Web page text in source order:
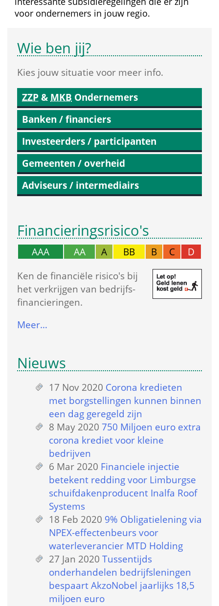
voor ondernemers in jouw regio.
Wie ben jij?
Kies jouw situatie voor meer info.
ZZP & MKB Ondernemers
Banken / financiers
Investeerders / participanten
Gemeenten / overheid
Adviseurs / intermediairs
Financierings­risico's
AAA AA A BB B C
D
Ken de financiële risico's bij
het verkrijgen van bedrijfs­
financieringen.
Meer…
Nieuws
17 Nov 2020 Corona kredieten
met borgstellingen kunnen binnen
een dag geregeld zijn
8 May 2020 750 Miljoen euro extra
corona krediet voor kleine
bedrijven
6 Mar 2020 Financiele injectie
betekent redding voor Limburgse
schuifdakenproducent Inalfa Roof
Systems
18 Feb 2020 9% Obligatielening via
NPEX-effectenbeurs voor
waterleverancier MTD Holding
27 Jan 2020 Tussentijds
onderhandelen bedrijfsleningen
bespaart AkzoNobel jaarlijks 18,5
miljoen euro